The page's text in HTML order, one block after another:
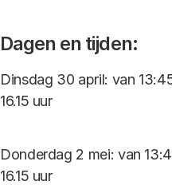
Dagen en tijden:
Dinsdag 30 april: van
16.15 uur
Donderdag 2 mei: van
16.15 uur